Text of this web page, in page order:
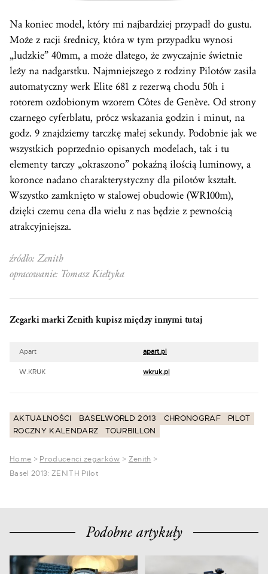
Na koniec model, który mi najbardziej przypadł do gustu.
Może z racji średnicy, która w tym przypadku wynosi
„ludzkie” 40mm, a może dlatego, że zwyczajnie świetnie
leży na nadgarstku. Najmniejszego z rodziny Pilotów zasila
automatyczny werk Elite 681 z rezerwą chodu 50h i
rotorem ozdobionym wzorem Côtes de Genève. Od strony
czarnego cyferblatu, prócz wskazania godzin i minut, na
godz. 9 znajdziemy tarczkę małej sekundy. Podobnie jak we
wszystkich poprzednio opisanych modelach, tak i tu
elementy tarczy „okraszono” pokaźną ilością luminowy, a
koronce nadano charakterystyczny dla pilotów kształt.
Wszystko zamknięto w stalowej obudowie (WR100m),
dzięki czemu cena dla wielu z nas będzie z pewnością
atrakcyjniejsza.
źródło: Zenith
opracowanie: Tomasz Kiełtyka
Zegarki marki Zenith kupisz między innymi tutaj
Apart apart.pl
W.KRUK wkruk.pl
AKTUALNOŚCI BASELWORLD 2013 CHRONOGRAF
PILOT
ROCZNY KALENDARZ
TOURBILLON
Home > Producenci zegarków > Zenith >
Basel 2013: ZENITH Pilot
Podobne artykuły